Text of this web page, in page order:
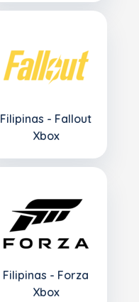
Filipinas - Fallout
Xbox
Filipinas - Forza
Xbox